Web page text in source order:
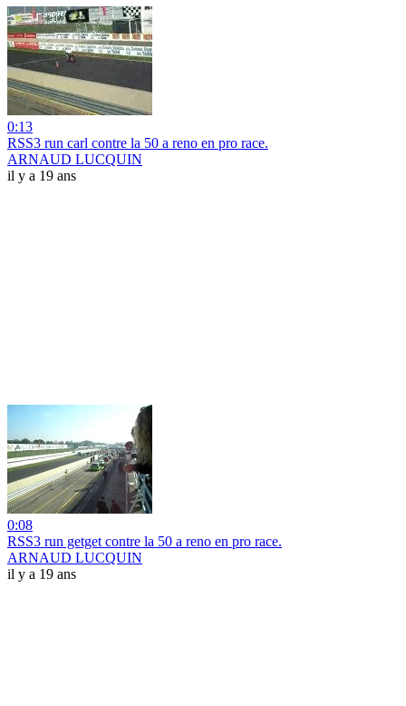
0:13
RSS3 run carl contre la 50 a reno en pro race.
ARNAUD LUCQUIN
il y a 19 ans
0:08
RSS3 run getget contre la 50 a reno en pro race.
ARNAUD LUCQUIN
il y a 19 ans